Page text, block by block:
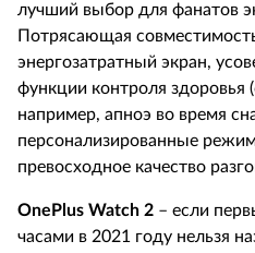
лучший выбор для фанатов
Потрясающая
энергозатратный экран,
функции контроля здоровья
например, апноэ во время
персонализированные
превосходное качество
OnePlus Watch 2 – если
часами в 2021 году нельзя